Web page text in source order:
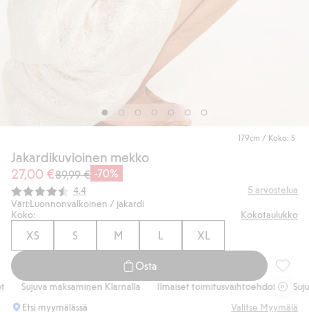
179cm / Koko: S
Jakardikuvioinen mekko
27,00 €89,99 € -70%
Keskimääräinen luokitus:
4.4 5 arvostelua
Väri:Luonnonvalkoinen / jakardi
Koko:
Kokotaulukko
XS S M L XL
Osta
Sujuva maksaminen Klarnalla Ilmaiset toimitusvaihtoehdot
Sujuva
Etsi myymälässä
Valitse Myymälä